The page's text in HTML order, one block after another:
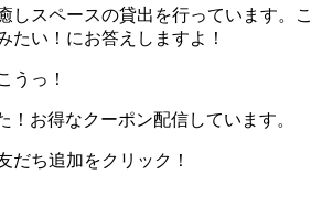
しスペースの貸出を行っています。こ
たい！にお答えしますよ！
うっ！
！お得なクーポン配信しています。
だち追加をクリック！